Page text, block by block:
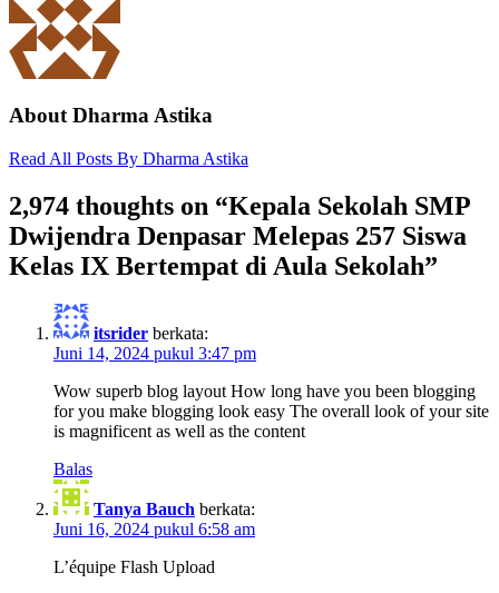
About Dharma Astika
Read All Posts By Dharma Astika
2,974 thoughts on “Kepala Sekolah SMP
Dwijendra Denpasar Melepas 257 Siswa
Kelas IX Bertempat di Aula Sekolah”
itsrider berkata:
Juni 14, 2024 pukul 3:47 pm
Wow superb blog layout How long have you been blogging
for you make blogging look easy The overall look of your site
is magnificent as well as the content
Balas
Tanya Bauch berkata:
Juni 16, 2024 pukul 6:58 am
L’équipe Flash Upload